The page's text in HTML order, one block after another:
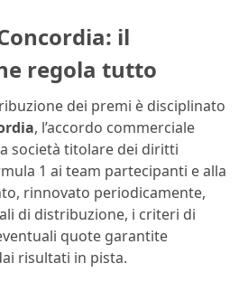
il
regola tutto
dei premi è disciplinato
, l’accordo commerciale
società titolare dei diritti
1 ai team partecipanti e alla
rinnovato periodicamente,
di distribuzione, i criteri di
quote garantite
risultati in pista.